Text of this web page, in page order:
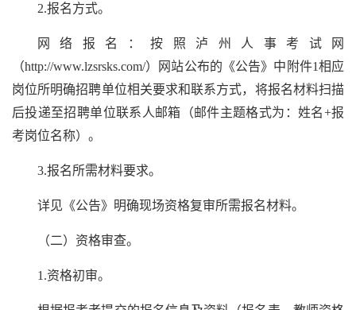
2.报名方式。
网络报名：按照泸州人事考试网
（http://www.lzsrsks.com/）网站公布的《公告》中附件1相应
岗位所明确招聘单位相关要求和联系方式，将报名材料扫描
后投递至招聘单位联系人邮箱（邮件主题格式为：姓名+报
考岗位名称）。
3.报名所需材料要求。
详见《公告》明确现场资格复审所需报名材料。
（二）资格审查。
1.资格初审。